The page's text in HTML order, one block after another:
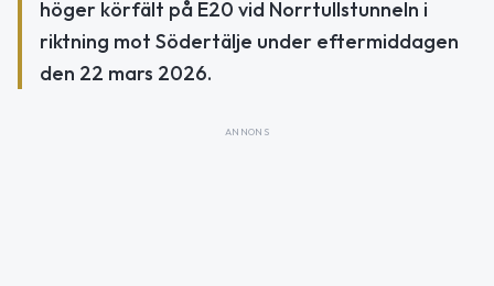
höger körfält på E20 vid Norrtullstunneln i
riktning mot Södertälje under eftermiddagen
den 22 mars 2026.
ANNONS